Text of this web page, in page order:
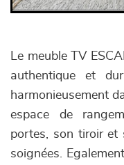
Le meuble TV
authentique et
harmonieusement
espace de
portes, son tiroir et
soignées.